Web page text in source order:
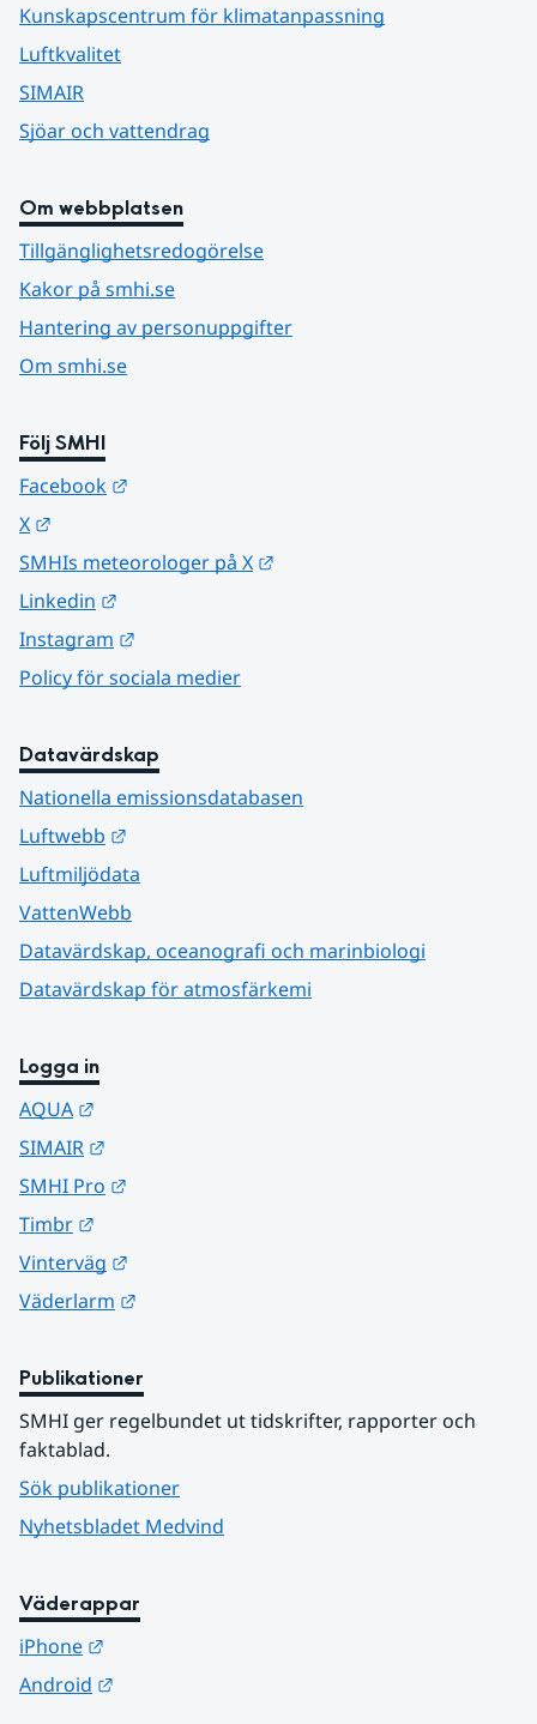
Kunskapscentrum för klimatanpassning
Luftkvalitet
SIMAIR
Sjöar och vattendrag
Om webbplatsen
Tillgänglighetsredogörelse
Kakor på smhi.se
Hantering av personuppgifter
Om smhi.se
Följ SMHI
Facebook
X
SMHIs meteorologer på X
Linkedin
Instagram
Policy för sociala medier
Datavärdskap
Nationella emissionsdatabasen
Luftwebb
Luftmiljödata
VattenWebb
Datavärdskap, oceanografi och marinbiologi
Datavärdskap för atmosfärkemi
Logga in
AQUA
SIMAIR
SMHI Pro
Timbr
Vinterväg
Väderlarm
Publikationer
SMHI ger regelbundet ut tidskrifter, rapporter och
faktablad.
Sök publikationer
Nyhetsbladet Medvind
Väderappar
iPhone
Android